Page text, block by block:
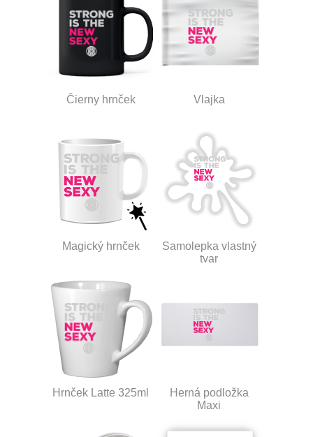
Čierny hrnček Vlajka
Magický hrnček
Samolepka vlastný
tvar
Hrnček Latte 325ml
Herná podložka
Maxi